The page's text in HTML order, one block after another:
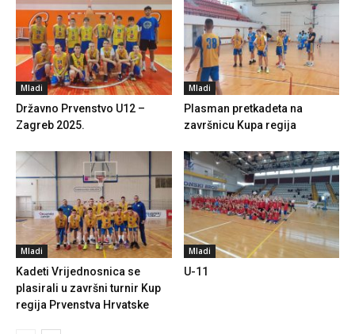
Mladi
Državno Prvenstvo U12 –
Zagreb 2025.
Mladi
Plasman pretkadeta na
završnicu Kupa regija
Mladi
Kadeti Vrijednosnica se
plasirali u završni turnir Kup
regija Prvenstva Hrvatske
Mladi
U-11